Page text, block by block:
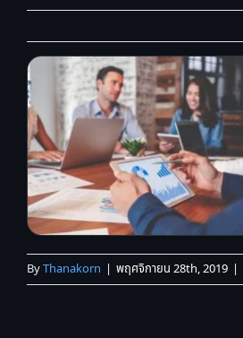
ByThanakorn | พฤศจิกายน 28th, 2019 |